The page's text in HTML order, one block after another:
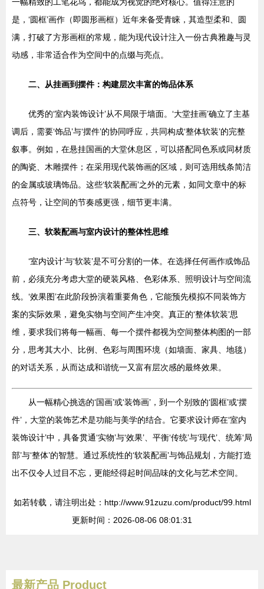
是，‘圆框’画作（即圆形画框）近年来备受青睐，其造型柔和、圆
满，打破了方形画框的常规，能为现代设计注入一份古典雅趣与灵
动感，非常适合作为空间中的点缀与亮点。
二、从挂画到摆件：构建层次丰富的饰品体系
优秀的‘室内装饰设计’从不局限于墙面。‘大堂挂画’确立了主基
调后，需要‘饰品’与‘摆件’的协同呼应，共同构成‘整体软装’的完整
叙事。例如，在悬挂国画的大堂休息区，可以搭配同色系或同材质
的陶瓷、木雕摆件；在采用现代装饰画的区域，则可选用线条简洁
的金属或玻璃饰品。这些‘软装配画’之外的元素，如同文章中的标
点符号，让空间的节奏感更强，细节更丰满。
三、软装配画与室内设计的整体性思维
‘室内设计’与‘软装’是不可分割的一体。在选择任何画作或饰品
前，必须充分考虑大堂的硬装风格、色彩体系、照明设计与空间流
线。‘效果图’在此阶段扮演着重要角色，它能预先模拟不同装饰方
案的实际效果，避免实物与空间产生冲突。真正的‘整体软装’思
维，要求我们将每一幅画、每一个摆件都视为空间整体构图的一部
分，思考其大小、比例、色彩与周围环境（如墙面、家具、地毯）
的对话关系，从而达成和谐统一又富有层次感的最终效果。
从一幅精心挑选的‘国画’或‘装饰画’，到一个别致的‘圆框’或‘摆
件’，大堂的装饰艺术是功能与美学的结合。它要求设计师在‘室内
装饰设计’中，具备贯通‘实物’与‘效果’、平衡‘传统’与‘现代’、统筹‘局
部’与‘整体’的智慧。通过系统性的‘软装配画’与饰品规划，方能打造
出不仅令人过目不忘，更能经得起时间品味的文化与艺术空间。
如若转载，请注明出处：http://www.91zuzu.com/product/99.html
更新时间：2026-08-06 08:01:31
最新产品 Product